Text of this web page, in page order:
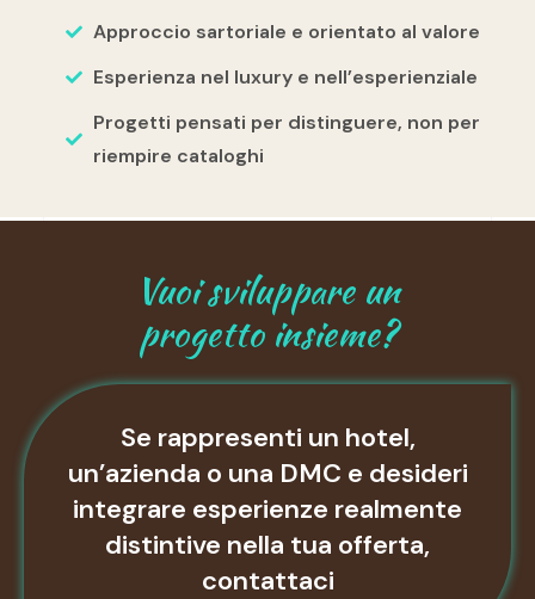
Approccio sartoriale e orientato al valore
Esperienza nel luxury e nell’esperienziale
Progetti pensati per distinguere, non per
riempire cataloghi
Vuoi sviluppare un
progetto insieme?
Se rappresenti un hotel,
un’azienda o una DMC e desideri
integrare esperienze realmente
distintive nella tua offerta,
contattaci